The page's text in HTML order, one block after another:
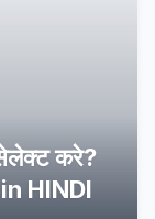
करे?
HINDI